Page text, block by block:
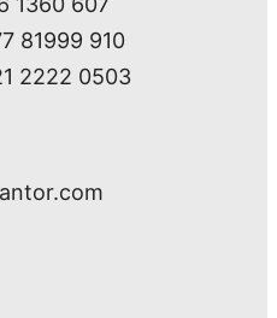
81999 910
2222 0503